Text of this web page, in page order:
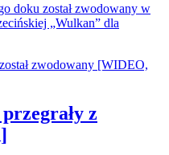
doku został zwodowany w
„Wulkan” dla
z